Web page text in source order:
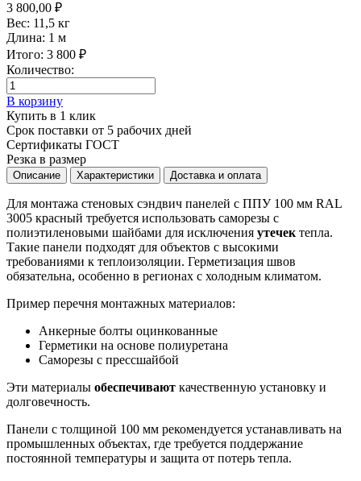
3 800,00 ₽
Вес: 11,5 кг
Длина: 1 м
Итого: 3 800 ₽
Количество:
В корзину
Купить в 1 клик
Срок поставки от 5 рабочих дней
Сертификаты ГОСТ
Резка в размер
Описание Характеристики Доставка и оплата
Для монтажа стеновых сэндвич панелей с ППУ 100 мм RAL
3005 красный требуется использовать саморезы с
полиэтиленовыми шайбами для исключения утечектепла.
Такие панели подходят для объектов с высокими
требованиями к теплоизоляции. Герметизация швов
обязательна, особенно в регионах с холодным климатом.
Пример перечня монтажных материалов:
Анкерные болты оцинкованные
Герметики на основе полиуретана
Саморезы с прессшайбой
Эти материалы обеспечивают качественную установку и
долговечность.
Панели с толщиной 100 мм рекомендуется устанавливать на
промышленных объектах, где требуется поддержание
постоянной температуры и защита от потерь тепла.